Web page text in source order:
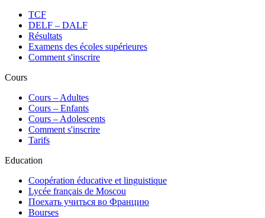
TCF
DELF – DALF
Résultats
Examens des écoles supérieures
Comment s'inscrire
Cours
Сours – Adultes
Cours – Enfants
Cours – Adolescents
Comment s'inscrire
Tarifs
Education
Coopération éducative et linguistique
Lycée français de Moscou
Поехать учиться во Францию
Bourses